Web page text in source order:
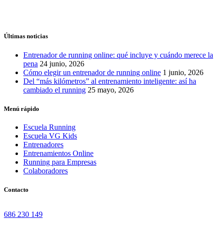
Últimas noticias
Entrenador de running online: qué incluye y cuándo merece la
pena 24 junio, 2026
Cómo elegir un entrenador de running online 1 junio, 2026
Del “más kilómetros” al entrenamiento inteligente: así ha
cambiado el running 25 mayo, 2026
Menú rápido
Escuela Running
Escuela VG Kids
Entrenadores
Entrenamientos Online
Running para Empresas
Colaboradores
Contacto
686 230 149